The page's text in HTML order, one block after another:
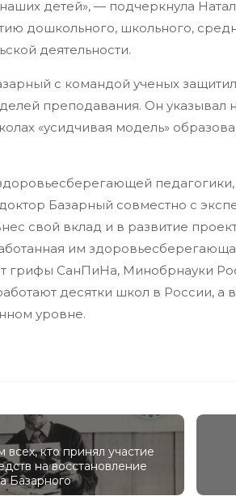
детей», — подчеркнула
дошкольного, школьного,
деятельности.
с командой ученых
преподавания. Он указывал
«усидчивая модель»
Базарный совместно с
свой вклад и в развитие
им
грифы СанПиНа, Минобрнауки
десятки школ в России, а
уровне.
всех, кто принял участие
на восстановление
Базарного